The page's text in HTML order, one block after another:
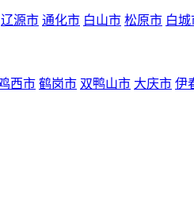
辽源市 通化市 白山市 松原市 白城
西市 鹤岗市 双鸭山市 大庆市 伊